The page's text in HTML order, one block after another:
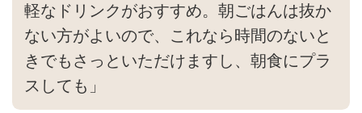
軽なドリンクがおすすめ。朝ごはんは抜か
ない方がよいので、これなら時間のないと
きでもさっといただけますし、朝食にプラ
スしても」